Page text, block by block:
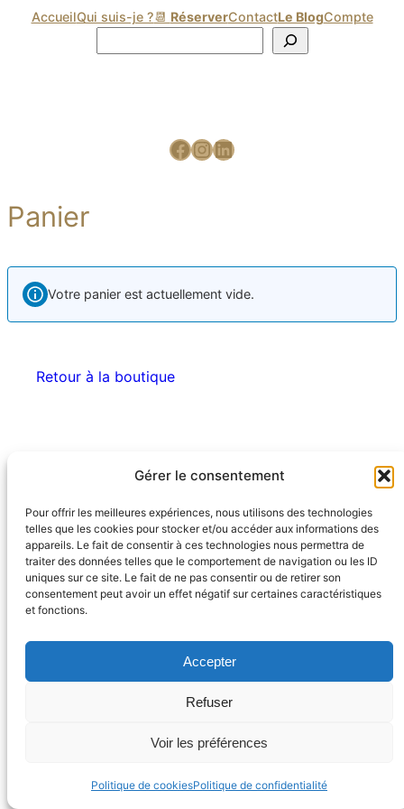
Gérer le consentement
Pour offrir les meilleures expériences, nous utilisons des technologies
telles que les cookies pour stocker et/ou accéder aux informations des
appareils. Le fait de consentir à ces technologies nous permettra de
traiter des données telles que le comportement de navigation ou les ID
uniques sur ce site. Le fait de ne pas consentir ou de retirer son
consentement peut avoir un effet négatif sur certaines caractéristiques
et fonctions.
Accepter
Refuser
Voir les préférences
Politique de cookiesPolitique de confidentialité
AccueilQui suis-je ?📆 RéserverContactLe BlogCompte
Panier
Votre panier est actuellement vide.
Retour à la boutique
CGV|Mentions légales|Politique de
@ 2023-2026Savoir Sauvage Touraine®